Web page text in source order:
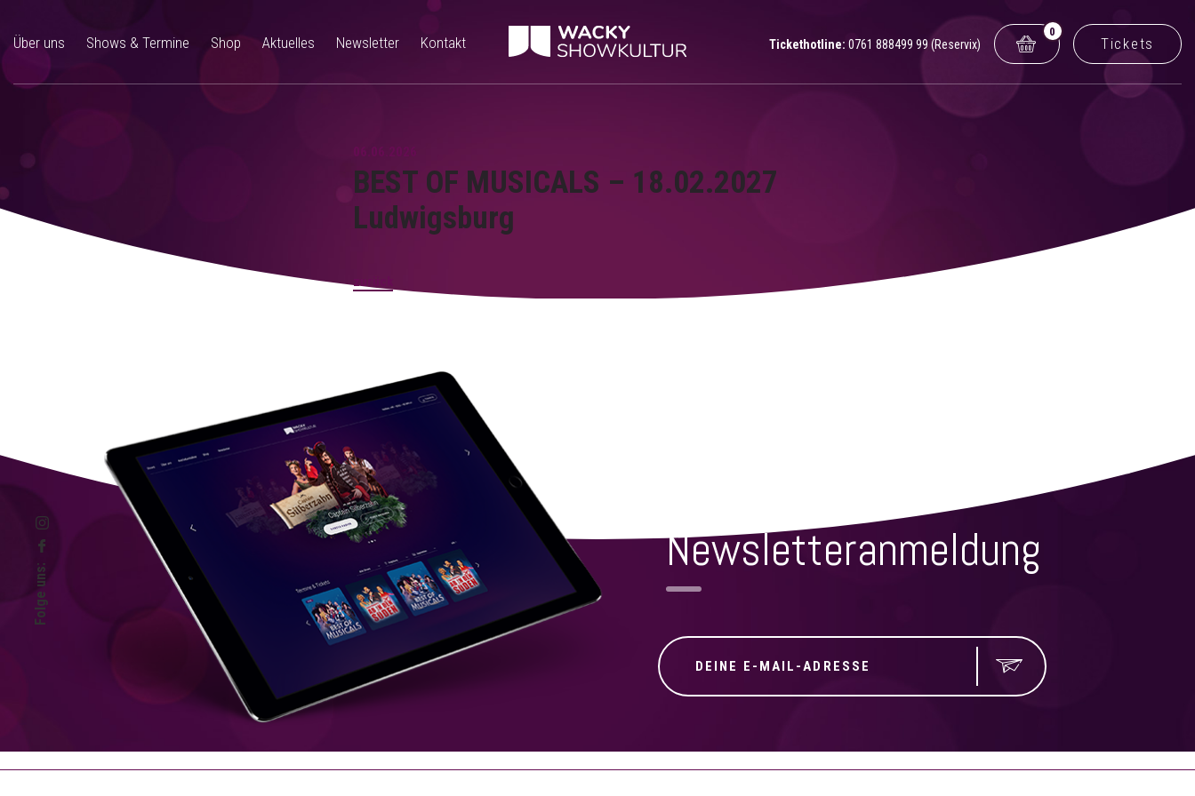
Über uns Shows & Termine Shop Aktuelles Newsletter Kontakt Tickethotline: 0761 888499 99 (Reservix)
0
Tickets
Folge uns:
BEST OF MUSICALS – 18.02.2027
Ludwigsburg
zurück
Newsletteranmeldung